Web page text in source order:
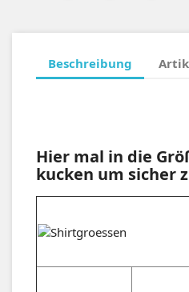
Beschreibung
Hier mal in die
kucken um sicher